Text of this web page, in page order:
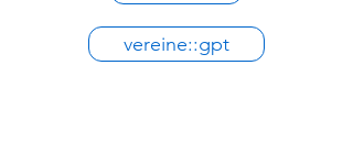
vereine::gpt